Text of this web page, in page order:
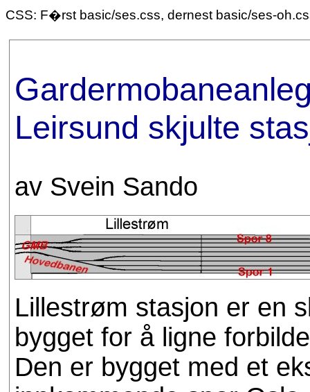
CSS: F�rst basic/ses.css, dernest basic/ses-
Leirsund skjulte
av Svein Sando
Lillestrøm stasjon er en
bygget for å ligne
Den er bygget med et